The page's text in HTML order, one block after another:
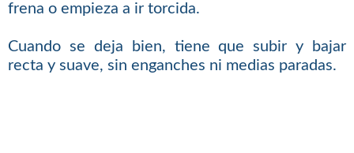
frena o empieza a ir torcida.
Cuando se deja bien, tiene que subir y bajar
recta y suave, sin enganches ni medias paradas.